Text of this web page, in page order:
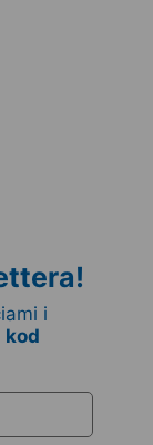
i
kod